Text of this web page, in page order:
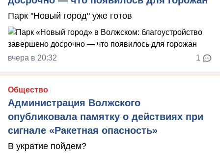
Парк "Новый город" уже готов
вчера в 20:32 1
Общество
Администрация Волжского
опубликовала памятку о действиях при
сигнале «Ракетная опасность»
В укратие пойдем?